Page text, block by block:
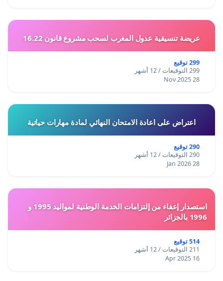
عريضة تنسيقية عدول المغرب لسحب مشروع قانون 16.22
299 توقيع
299 التوقيعات / 12 أشهر
28 Nov 2025
اعتراض على اعادة الامتحان النهائي لمادة مهارات حياتية
290 توقيع
290 التوقيعات / 12 أشهر
28 Jan 2026
استصدار إعفاء من إلتزامات الخدمة الوطنية لمواليد 1995 و
1996 بالجزائر
514 توقيع
211 التوقيعات / 12 أشهر
16 Apr 2025